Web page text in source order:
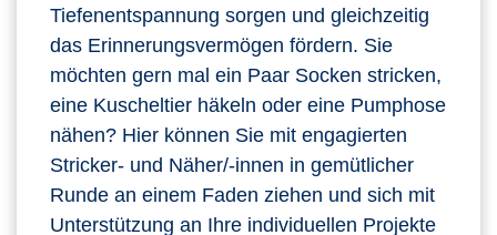
Tiefenentspannung sorgen und gleichzeitig
das Erinnerungsvermögen fördern. Sie
möchten gern mal ein Paar Socken stricken,
eine Kuscheltier häkeln oder eine Pumphose
nähen? Hier können Sie mit engagierten
Stricker- und Näher/-innen in gemütlicher
Runde an einem Faden ziehen und sich mit
Unterstützung an Ihre individuellen Projekte